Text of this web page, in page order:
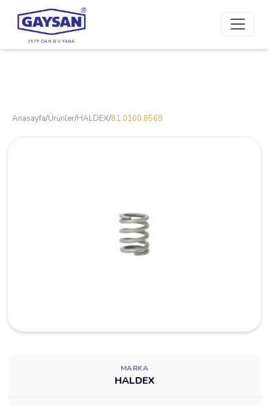
1979'DAN BU YANA
Anasayfa/Ürünler/HALDEX/81.0100.8569
MARKA
HALDEX